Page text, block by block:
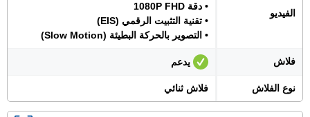
الفيديو
• دقة 1080P FHD
• تقنية التثبيت الرقمي (EIS)
• التصوير بالحركة البطيئة (Slow Motion)
فلاش يدعم
نوع الفلاش فلاش ثنائي